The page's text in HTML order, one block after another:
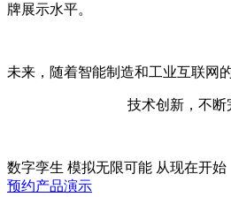
牌展示水平。
未来，随着智能制造和工业互联网
技术创新，不断
数字孪生 模拟无限可能 从现在开始
预约产品演示